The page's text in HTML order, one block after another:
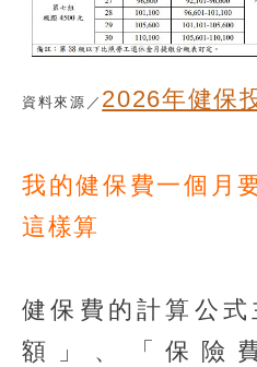
資料來源／ 2026年健保
我的健保費一個月
這樣算
健保費的計算公
額」、「保險